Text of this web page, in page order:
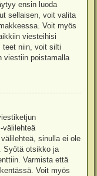
ensin luoda
sellaisen, voit valita
Voit myös
viesteihisi
teet niin, voit silti
viestiin poistamalla
välilehteä
sinulla ei ole
Syötä otsikko ja
Varmista että
Voit myös